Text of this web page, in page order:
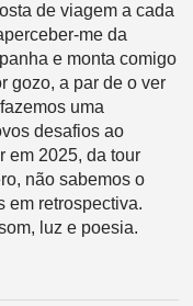
de viagem a cada
me da
e monta comigo
gozo, a par de o ver
uma
desafios ao
em 2025, da tour
não sabemos o
em retrospectiva.
luz e poesia.